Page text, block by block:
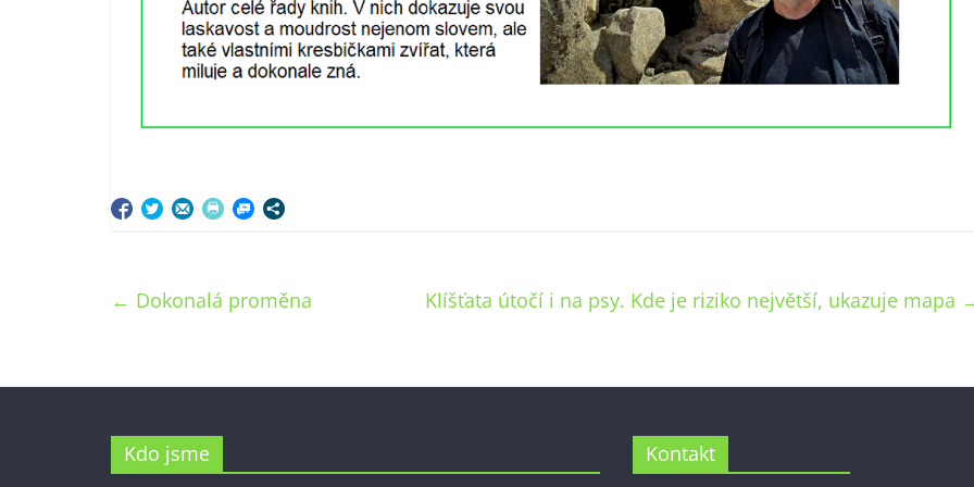
← Dokonalá proměna Klíšťata útočí i na psy. Kde je riziko největší, ukazuje mapa
Kdo jsme Kontakt